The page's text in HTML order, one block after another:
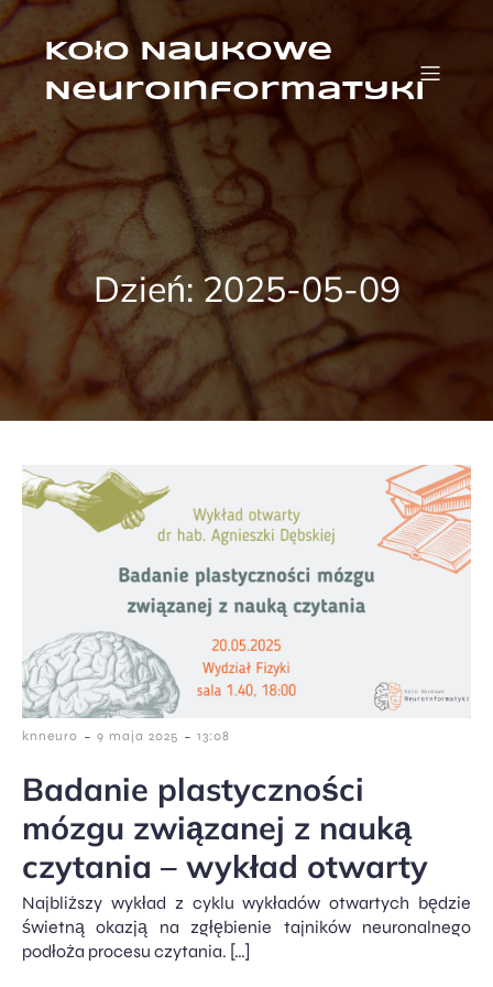
Przejdź
do
Koło Naukowe
Neuroinformatyki
Dzień: 2025-05-09
knneuro - 9 maja 2025 - 13:08
Badanie plastyczności
mózgu związanej z nauką
czytania – wykład otwarty
Najbliższy wykład z cyklu wykładów otwartych będzie
świetną okazją na zgłębienie tajników neuronalnego
podłoża procesu czytania. […]